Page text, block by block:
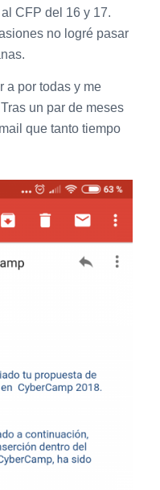
CFP del 16 y 17.
no logré pasar
a por todas y me
un par de meses
que tanto tiempo